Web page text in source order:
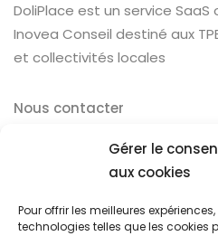
Gérer le
aux cookies
Pour offrir les meilleures
technologies telles que les cookies
DoliPlace est un service SaaS
Inovea Conseil destiné aux
et collectivités locales
Nous contacter
Tarifs